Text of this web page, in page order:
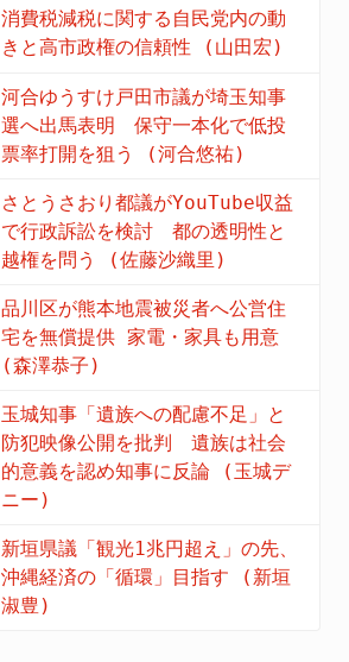
消費税減税に関する自民党内の動
きと高市政権の信頼性 (山田宏)
河合ゆうすけ戸田市議が埼玉知事
選へ出馬表明 保守一本化で低投
票率打開を狙う (河合悠祐)
さとうさおり都議がYouTube収益
で行政訴訟を検討 都の透明性と
越権を問う (佐藤沙織里)
品川区が熊本地震被災者へ公営住
宅を無償提供 家電・家具も用意
(森澤恭子)
玉城知事「遺族への配慮不足」と
防犯映像公開を批判 遺族は社会
的意義を認め知事に反論 (玉城デ
ニー)
新垣県議「観光1兆円超え」の先、
沖縄経済の「循環」目指す (新垣
淑豊)